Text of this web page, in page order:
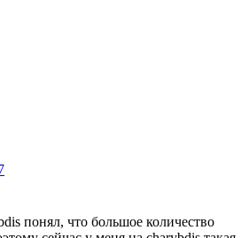
понял, что большое количество